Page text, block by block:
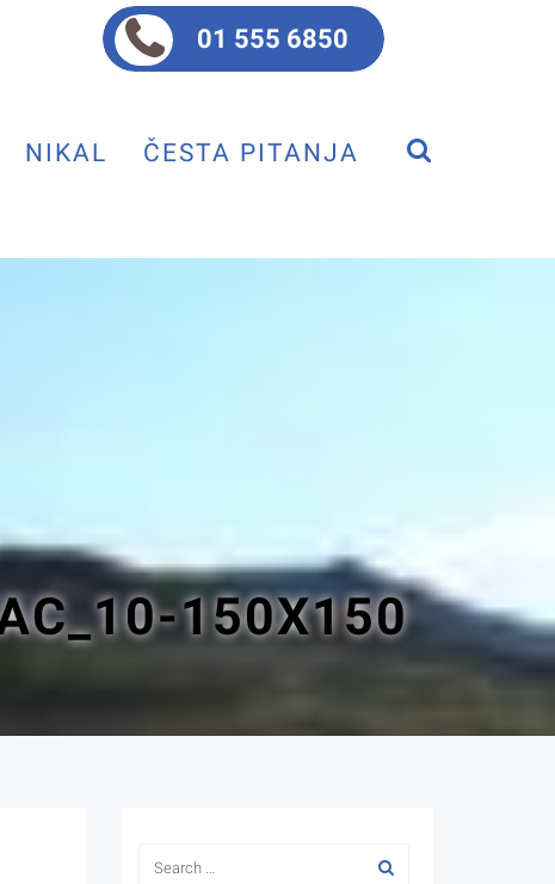
01 555 6850
NIKAL ČESTA PITANJA
150X150